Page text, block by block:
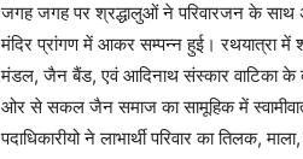
जगह जगह पर श्रद्धालुओं ने परिवारजन के साथ
मंदिर प्रांगण में आकर सम्पन्न हुई।
मंडल, जैन बैंड, एवं आदिनाथ संस्कार वाटिका के
ओर से सकल जैन समाज का सामूहिक में
पदाधिकारीयो ने लाभार्थी परिवार का तिलक,